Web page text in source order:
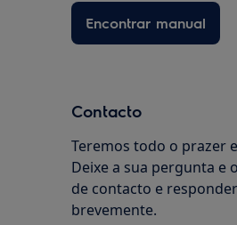
Encontrar manual
Contacto
Teremos todo o prazer
Deixe a sua pergunta e
de contacto e
brevemente.